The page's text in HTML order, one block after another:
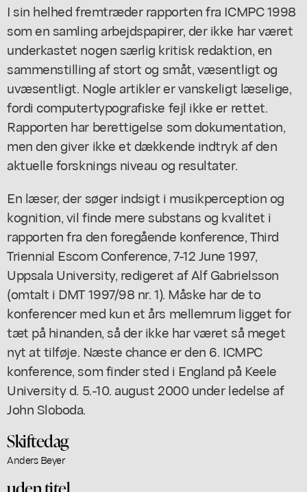
I sin helhed fremtræder rapporten fra ICMPC 1998
som en samling arbejdspapirer, der ikke har været
underkastet nogen særlig kritisk redaktion, en
sammenstilling af stort og småt, væsentligt og
uvæsentligt. Nogle artikler er vanskeligt læselige,
fordi computertypografiske fejl ikke er rettet.
Rapporten har berettigelse som dokumentation,
men den giver ikke et dækkende indtryk af den
aktuelle forsknings niveau og resultater.
En læser, der søger indsigt i musikperception og
kognition, vil finde mere substans og kvalitet i
rapporten fra den foregående konference, Third
Triennial Escom Conference, 7-12 June 1997,
Uppsala University, redigeret af Alf Gabrielsson
(omtalt i DMT 1997/98 nr. 1). Måske har de to
konferencer med kun et års mellemrum ligget for
tæt på hinanden, så der ikke har været så meget
nyt at tilføje. Næste chance er den 6. ICMPC
konference, som finder sted i England på Keele
University d. 5.-10. august 2000 under ledelse af
John Sloboda.
Skiftedag
Anders Beyer